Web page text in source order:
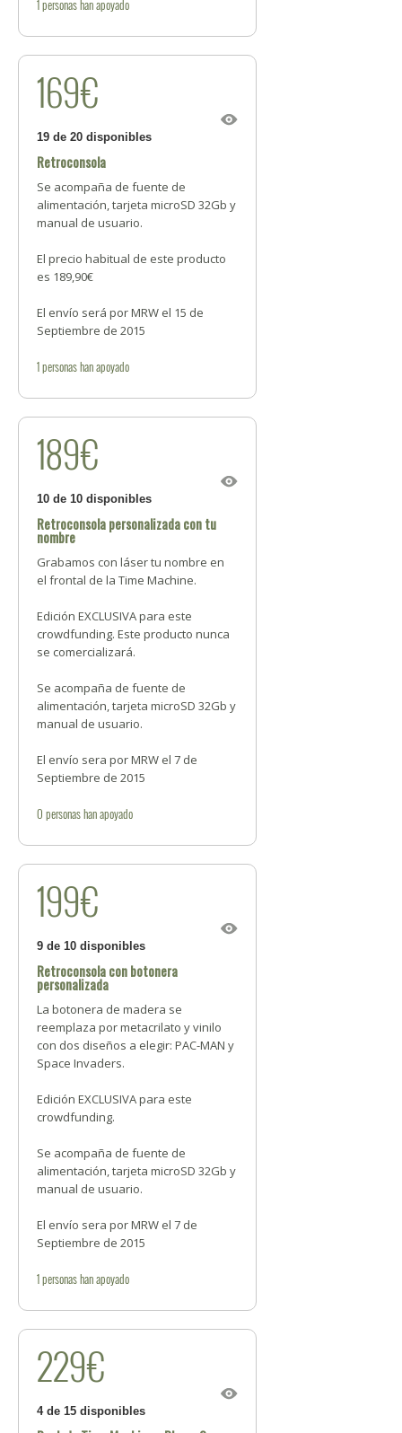
1personashan apoyado
169€
19 de 20 disponibles
Retroconsola
Se acompaña de fuente de
alimentación, tarjeta microSD 32Gb y
manual de usuario.
El precio habitual de este producto
es 189,90€
El envío será por MRW el 15 de
Septiembre de 2015
1personashan apoyado
189€
10 de 10 disponibles
Retroconsola personalizada con tu
nombre
Grabamos con láser tu nombre en
el frontal de la Time Machine.
Edición EXCLUSIVA para este
crowdfunding. Este producto nunca
se comercializará.
Se acompaña de fuente de
alimentación, tarjeta microSD 32Gb y
manual de usuario.
El envío sera por MRW el 7 de
Septiembre de 2015
0 personashan apoyado
199€
9 de 10 disponibles
Retroconsola con botonera
personalizada
La botonera de madera se
reemplaza por metacrilato y vinilo
con dos diseños a elegir: PAC-MAN y
Space Invaders.
Edición EXCLUSIVA para este
crowdfunding.
Se acompaña de fuente de
alimentación, tarjeta microSD 32Gb y
manual de usuario.
El envío sera por MRW el 7 de
Septiembre de 2015
1personashan apoyado
229€
4 de 15 disponibles